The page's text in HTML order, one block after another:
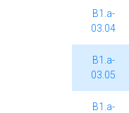
B1.a-
03.04
B1.a-
03.05
B1.a-